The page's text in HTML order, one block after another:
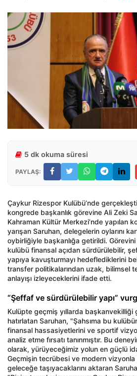
5 dk okuma süresi
PAYLAŞ:
Çaykur Rizespor Kulübü’nde
kongrede başkanlık görevine Ali Zeki
Kahraman Kültür Merkezi’nde yapılan
yarışan Saruhan, delegelerin oylarını
oybirliğiyle başkanlığa getirildi.
kulübü finansal açıdan sürdürülebilir,
yapıya kavuşturmayı hedeflediklerini
transfer politikalarından uzak, bilimsel
anlayışı izleyeceklerini ifade etti.
“Şeffaf ve sürdürülebilir yapı”
Kulüpte geçmiş yıllarda
hatırlatan Saruhan, "Şahsıma bu
finansal hassasiyetlerini ve sportif
analiz etme fırsatı tanınmıştır. Bu
olarak, yürüyeceğimiz yolun en güçlü
Geçmişin tecrübesi ve modern vizyonla
geleceğe taşıyacaklarını aktaran